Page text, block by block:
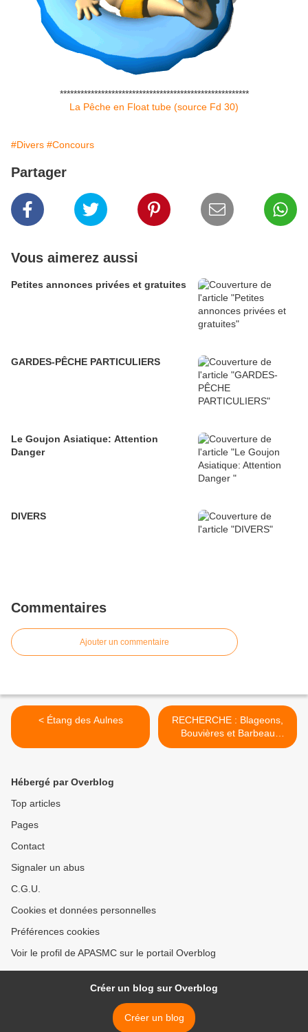
*******************************************************
La Pêche en Float tube (source Fd 30)
#Divers #Concours
Partager
Vous aimerez aussi
Petites annonces privées et gratuites
GARDES-PÊCHE PARTICULIERS
Le Goujon Asiatique: Attention
Danger
DIVERS
Commentaires
Ajouter un commentaire
< Étang des Aulnes
RECHERCHE : Blageons,
Bouvières et Barbeau
Méridional >
Hébergé par Overblog
Top articles
Pages
Contact
Signaler un abus
C.G.U.
Cookies et données personnelles
Préférences cookies
Voir le profil de APASMC sur le portail Overblog
Créer un blog sur Overblog
Créer un blog